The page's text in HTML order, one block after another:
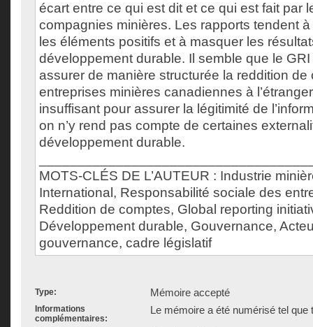
écart entre ce qui est dit et ce qui est fait par
compagnies minières. Les rapports tendent
les éléments positifs et à masquer les
développement durable. Il semble que le
assurer de manière structurée la reddition de
entreprises minières canadiennes à
insuffisant pour assurer la légitimité de
on n’y rend pas compte de certaines
développement durable.
MOTS-CLÉS DE L’AUTEUR : Industrie
International, Responsabilité sociale des
Reddition de comptes, Global reporting
Développement durable, Gouvernance,
gouvernance, cadre législatif
Type: Mémoire accepté
Informations
complémentaires:
Le mémoire a été numérisé tel que